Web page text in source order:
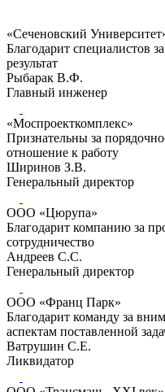
«Сеченовский
Благодарит специалистов
результат
Рыбарак В.Ф.
Главный инженер
«Моспроекткомплекс»
Признательны за
отношение к работу
Ширинов З.В.
Генеральный директор
ООО «Цюрупа»
Благодарит компанию за
сотрудничество
Андреев С.С.
Генеральный директор
ООО «Франц Парк»
Благодарит команду за
аспектам поставленной
Ватрушин С.Е.
Ликвидатор